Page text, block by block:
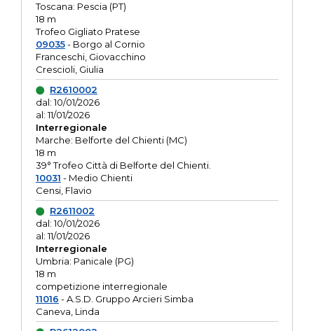
Toscana: Pescia (PT)
18 m
Trofeo Gigliato Pratese
09035- Borgo al Cornio
Franceschi, Giovacchino
Crescioli, Giulia
R2610002
dal: 10/01/2026
al: 11/01/2026
Interregionale
Marche: Belforte del Chienti (MC)
18 m
39° Trofeo Città di Belforte del Chienti.
10031 - Medio Chienti
Censi, Flavio
R2611002
dal: 10/01/2026
al: 11/01/2026
Interregionale
Umbria: Panicale (PG)
18 m
competizione interregionale
11016 - A.S.D. Gruppo Arcieri Simba
Caneva, Linda